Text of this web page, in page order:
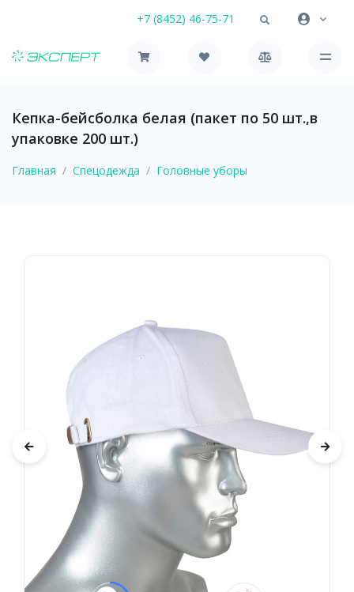
+7 (8452) 46-75-71
Кепка-бейсболка белая (пакет по 50 шт.,в
упаковке 200 шт.)
Главная Спецодежда Головные уборы